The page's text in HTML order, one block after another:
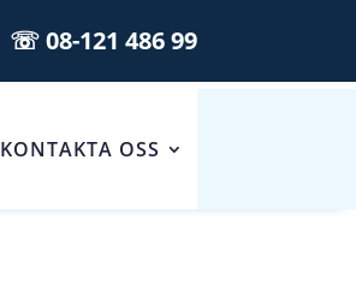
☏ 08-121 486 99
KONTAKTA OSS